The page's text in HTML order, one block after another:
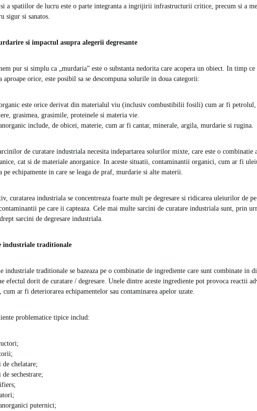
a spatiilor de lucru este o parte integranta a ingrijirii infrastructurii critice, precum si a
sigur si sanatos.
si impactul asupra alegerii degresante
pur si simplu ca „murdaria” este o substanta nedorita care acopera un obiect. In timp
aproape orice, este posibil sa se descompuna solurile in doua categorii:
este orice derivat din materialul viu (inclusiv combustibilii fosili) cum ar fi petrolul,
grasimea, grasimile, proteinele si materia vie.
include, de obicei, materie, cum ar fi cantar, minerale, argila, murdarie si rugina.
de curatare industriala necesita indepartarea solurilor mixte, care este o combinatie
cat si de materiale anorganice. In aceste situatii, contaminantii organici, cum ar fi
pe echipamente in care se leaga de praf, murdarie si alte materii.
curatarea industriala se concentreaza foarte mult pe degresare si ridicarea uleiurilor de pe
pe care ii capteaza. Cele mai multe sarcini de curatare industriala sunt, prin
sarcini de degresare industriala.
industriale traditionale
industriale traditionale se bazeaza pe o combinatie de ingrediente care sunt combinate in
efectul dorit de curatare / degresare. Unele dintre aceste ingrediente pot provoca reactii
ar fi deteriorarea echipamentelor sau contaminarea apelor uzate.
problematice tipice includ:
de chelatare;
de sechestrare;
puternici;